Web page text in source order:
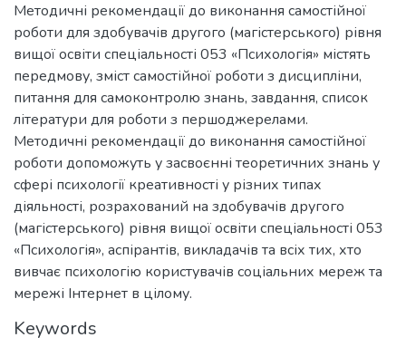
Методичні рекомендації до виконання самостійної
роботи для здобувачів другого (магістерського) рівня
вищої освіти спеціальності 053 «Психологія» містять
передмову, зміст самостійної роботи з дисципліни,
питання для самоконтролю знань, завдання, список
літератури для роботи з першоджерелами.
Методичні рекомендації до виконання самостійної
роботи допоможуть у засвоєнні теоретичних знань у
сфері психології креативності у різних типах
діяльності, розрахований на здобувачів другого
(магістерського) рівня вищої освіти спеціальності 053
«Психологія», аспірантів, викладачів та всіх тих, хто
вивчає психологію користувачів соціальних мереж та
мережі Інтернет в цілому.
Keywords